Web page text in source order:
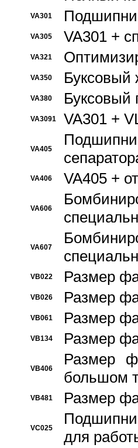
VA301
VA305 VA301 +
VA321
VA350 Буксовый
VA380 Буксовый
VA3091 VA301 +
VA405
VA406 VA405 +
VA606
VA607
VB022 Размер
VB026 Размер
VB061 Размер
VB134 Размер
VB406
Размер
большом
VB481 Размер
VC025
для